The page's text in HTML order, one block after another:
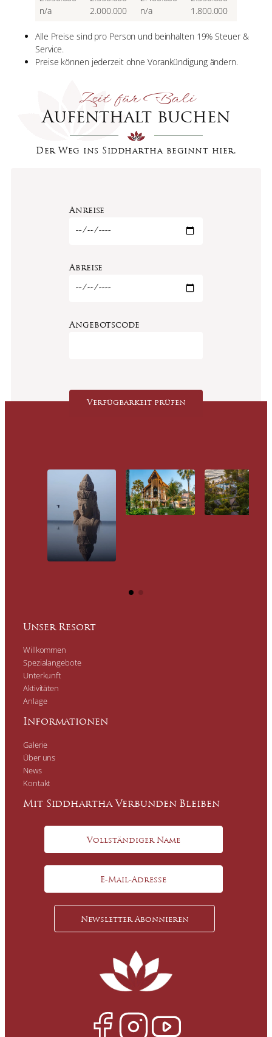
n/a
2.000.000
n/a
1.800.000
Alle Preise sind pro Person und beinhalten 19% Steuer &
Service.
Preise können jederzeit ohne Vorankündigung ändern.
Zeit für Bali
Aufenthalt buchen
Der Weg ins Siddhartha beginnt hier.
Anreise
Abreise
Angebotscode
Unser Resort
Willkommen
Spezialangebote
Unterkunft
Aktivitäten
Anlage
Informationen
Galerie
Über uns
News
Kontakt
Mit Siddhartha Verbunden Bleiben